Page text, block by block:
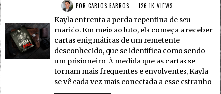
POR CARLOS BARROS 126.1K VIEWS
Kayla enfrenta a perda repentina de seu
marido. Em meio ao luto, ela começa a receber
cartas enigmáticas de um remetente
desconhecido, que se identifica como sendo
um prisioneiro. À medida que as cartas se
tornam mais frequentes e envolventes, Kayla
se vê cada vez mais conectada a esse estranho